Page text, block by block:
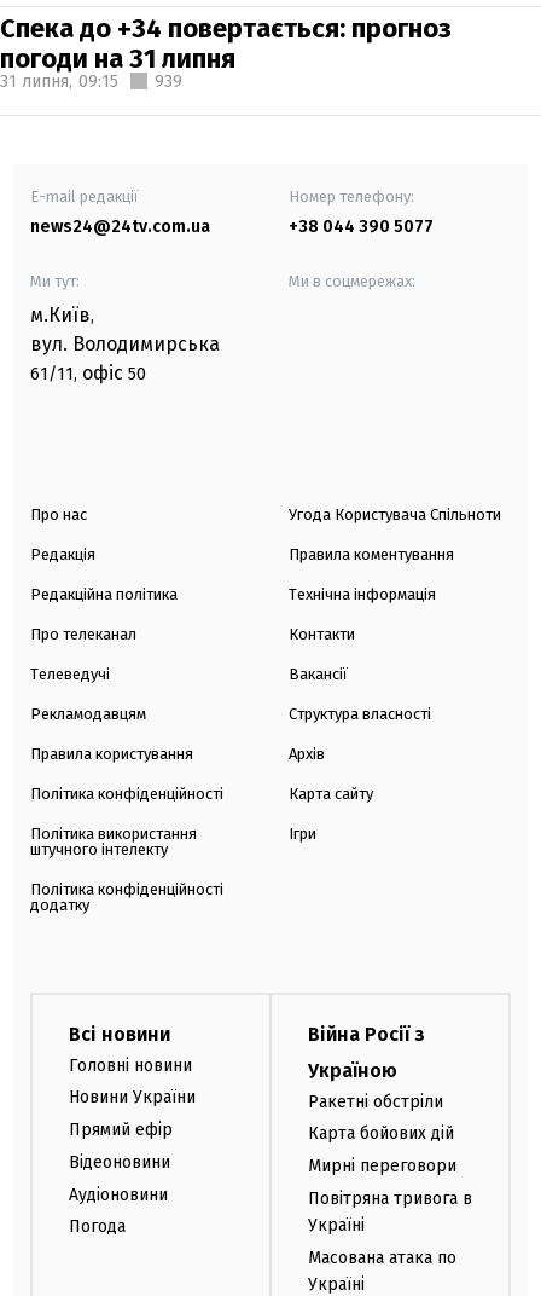
Спека до +34 повертається: прогноз
погоди на 31 липня
31 липня, 09:15 939
E-mail редакції
news24@24tv.com.ua
Номер телефону:
+38 044 390 5077
Ми тут:
м.Київ,
вул. Володимирська
61/11, офіс 50
Ми в соцмережах:
Про нас
Редакція
Редакційна політика
Про телеканал
Телеведучі
Рекламодавцям
Правила користування
Політика конфіденційності
Політика використання
штучного інтелекту
Політика конфіденційності
додатку
Угода Користувача Спільноти
Правила коментування
Технічна інформація
Контакти
Вакансії
Структура власності
Архів
Карта сайту
Ігри
Всі новини
Головні новини
Новини України
Прямий ефір
Відеоновини
Аудіоновини
Погода
Війна Росії з
Україною
Ракетні обстріли
Карта бойових дій
Мирні переговори
Повітряна тривога в
Україні
Масована атака по
Україні